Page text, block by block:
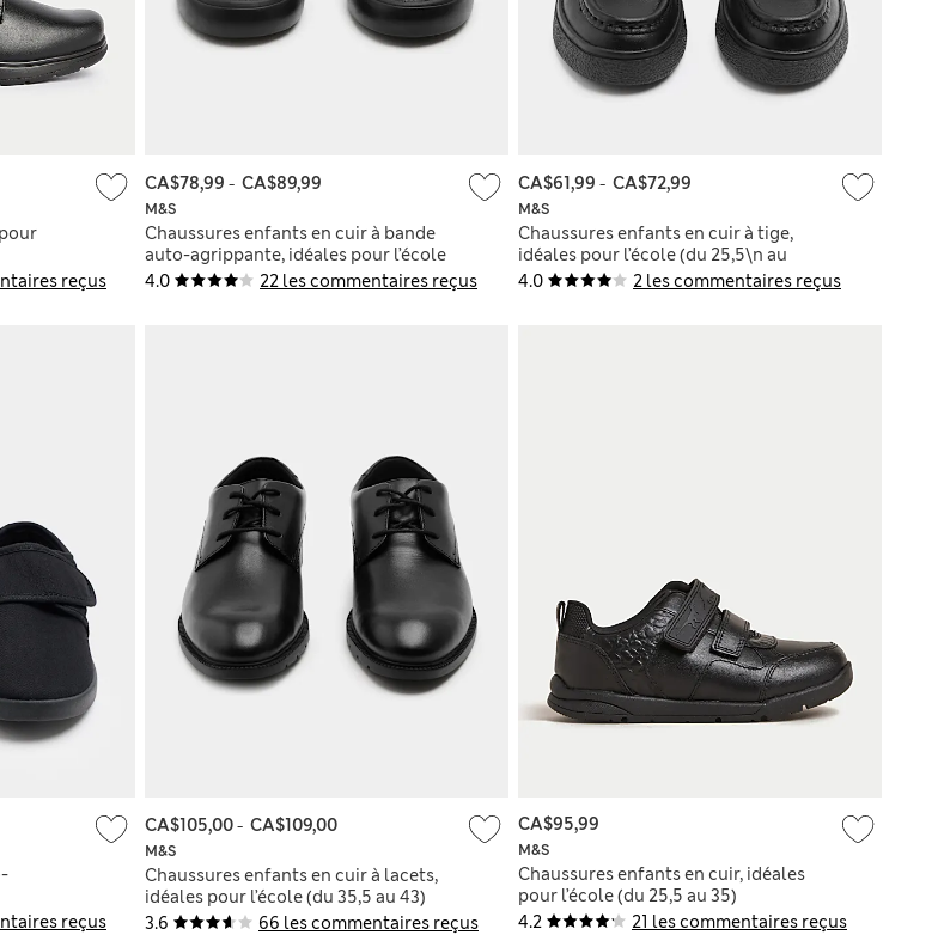
reçus 4.0 22 les commentaires reçus
M&S
Chaussures enfants en cuir à bande
auto-agrippante, idéales pour l’école
(du 25,5 au 34,5)
CA$78,99 - CA$89,99
4.0 2 les commentaires reçus
M&S
Chaussures enfants en cuir à tige,
idéales pour l’école (du 25,5\n au
34,5)
CA$61,99 - CA$72,99
reçus 3.6 66 les commentaires reçus
M&S
Chaussures enfants en cuir à lacets,
idéales pour l’école (du 35,5 au 43)
CA$105,00- CA$109,00
4.2 21 les commentaires reçus
M&S
Chaussures enfants en cuir, idéales
pour l’école (du 25,5 au 35)
CA$95,99